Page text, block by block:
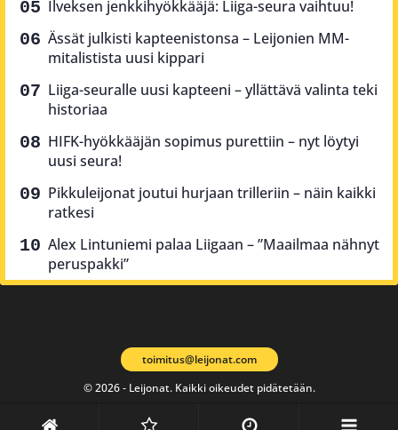
Ilveksen jenkkihyökkääjä: Liiga-seura vaihtuu!
Ässät julkisti kapteenistonsa – Leijonien MM-
mitalistista uusi kippari
Liiga-seuralle uusi kapteeni – yllättävä valinta teki
historiaa
HIFK-hyökkääjän sopimus purettiin – nyt löytyi
uusi seura!
Pikkuleijonat joutui hurjaan trilleriin – näin kaikki
ratkesi
Alex Lintuniemi palaa Liigaan – ”Maailmaa nähnyt
peruspakki”
© 2026 - Leijonat. Kaikki oikeudet pidätetään.
toimitus@leijonat.com